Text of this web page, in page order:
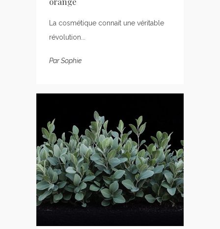
La cosmétique connait une véritable
révolution...
ParSophie